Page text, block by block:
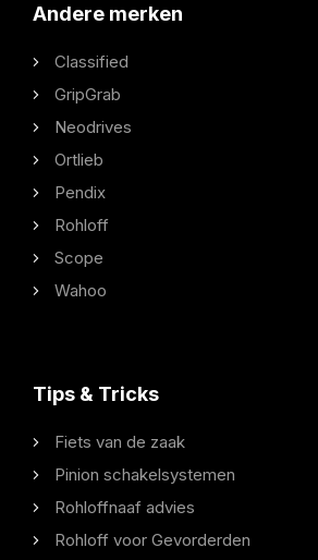
Andere merken
Classified
GripGrab
Neodrives
Ortlieb
Pendix
Rohloff
Scope
Wahoo
Tips & Tricks
Fiets van de zaak
Pinion schakelsystemen
Rohloffnaaf advies
Rohloff voor Gevorderden